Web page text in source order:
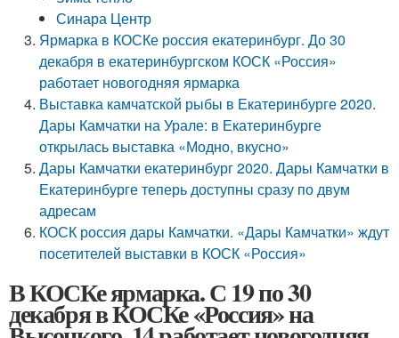
Синара Центр
Ярмарка в КОСКе россия екатеринбург. До 30
декабря в екатеринбургском КОСК «Россия»
работает новогодняя ярмарка
Выставка камчатской рыбы в Екатеринбурге 2020.
Дары Камчатки на Урале: в Екатеринбурге
открылась выставка «Модно, вкусно»
Дары Камчатки екатеринбург 2020. Дары Камчатки в
Екатеринбурге теперь доступны сразу по двум
адресам
КОСК россия дары Камчатки. «Дары Камчатки» ждут
посетителей выставки в КОСК «Россия»
В КОСКе ярмарка. С 19 по 30
декабря в КОСКе «Россия» на